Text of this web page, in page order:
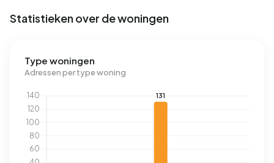
Statistieken over de woningen
Type woningen
Adressen per type woning